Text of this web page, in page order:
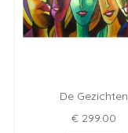
De Gezichten
€ 299.00